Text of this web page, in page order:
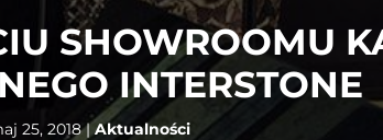
SHOWROOMU
INTERSTONE
25, 2018| Aktualności